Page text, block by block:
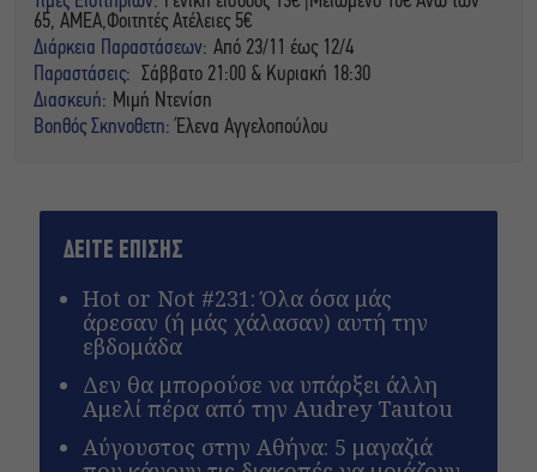
65, ΑΜΕΑ,Φοιτητές Ατέλειες 5€
Διάρκεια Παραστάσεων: Από 23/11 έως 12/4
Παραστάσεις: Σάββατο 21:00 & Κυριακή 18:30
Διασκευή: Μιμή Ντενίση
Βοηθός Σκηνοθετη: Έλενα Αγγελοπούλου
ΔΕΙΤΕ ΕΠΙΣΗΣ
Hot or Not #231: Όλα όσα μάς
άρεσαν (ή μάς χάλασαν) αυτή την
εβδομάδα
Δεν θα μπορούσε να υπάρξει άλλη
Αμελί πέρα από την Audrey Tautou
Αύγουστος στην Αθήνα: 5 μαγαζιά